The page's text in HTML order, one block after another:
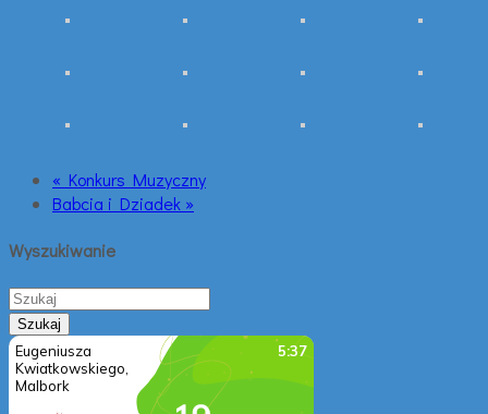
« Konkurs Muzyczny
Babcia i Dziadek »
Wyszukiwanie